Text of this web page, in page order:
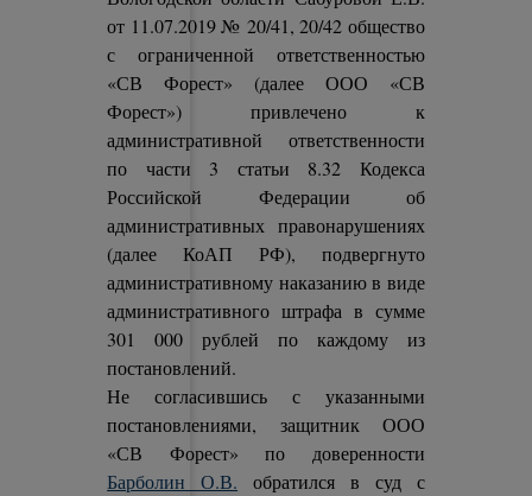
от 11.07.2019 № 20/41, 20/42 общество
с ограниченной ответственностью
«СВ Форест» (далее ООО «СВ
Форест») привлечено к
административной ответственности
по части 3 статьи 8.32 Кодекса
Российской Федерации об
административных правонарушениях
(далее КоАП РФ), подвергнуто
административному наказанию в виде
административного штрафа в сумме
301 000 рублей по каждому из
постановлений.
Не согласившись с указанными
постановлениями, защитник ООО
«СВ Форест» по доверенности
Барболин О.В. обратился в суд с